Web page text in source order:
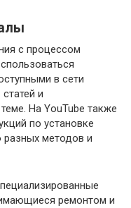
с процессом
в сети
и
На YouTube также
по установке
методов и
ремонтом и